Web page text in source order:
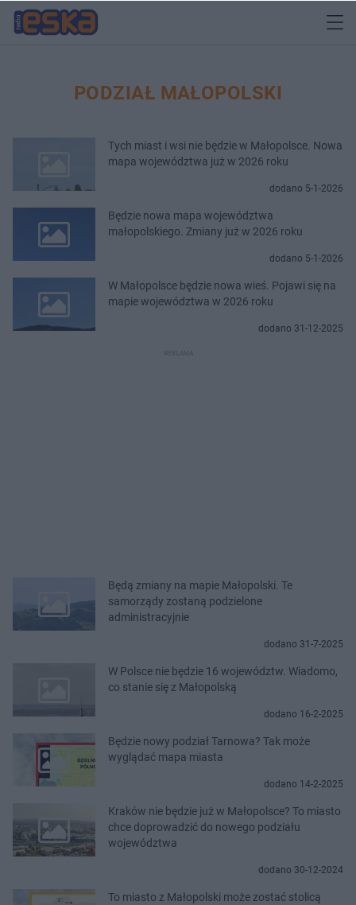
PODZIAŁ MAŁOPOLSKI
Tych miast i wsi nie będzie w Małopolsce. Nowa
mapa województwa już w 2026 roku
dodano 5-1-2026
Będzie nowa mapa województwa
małopolskiego. Zmiany już w 2026 roku
dodano 5-1-2026
W Małopolsce będzie nowa wieś. Pojawi się na
mapie województwa w 2026 roku
dodano 31-12-2025
Będą zmiany na mapie Małopolski. Te
samorządy zostaną podzielone
administracyjnie
dodano 31-7-2025
W Polsce nie będzie 16 województw. Wiadomo,
co stanie się z Małopolską
dodano 16-2-2025
Będzie nowy podział Tarnowa? Tak może
wyglądać mapa miasta
dodano 14-2-2025
Kraków nie będzie już w Małopolsce? To miasto
chce doprowadzić do nowego podziału
województwa
dodano 30-12-2024
To miasto z Małopolski może zostać stolicą